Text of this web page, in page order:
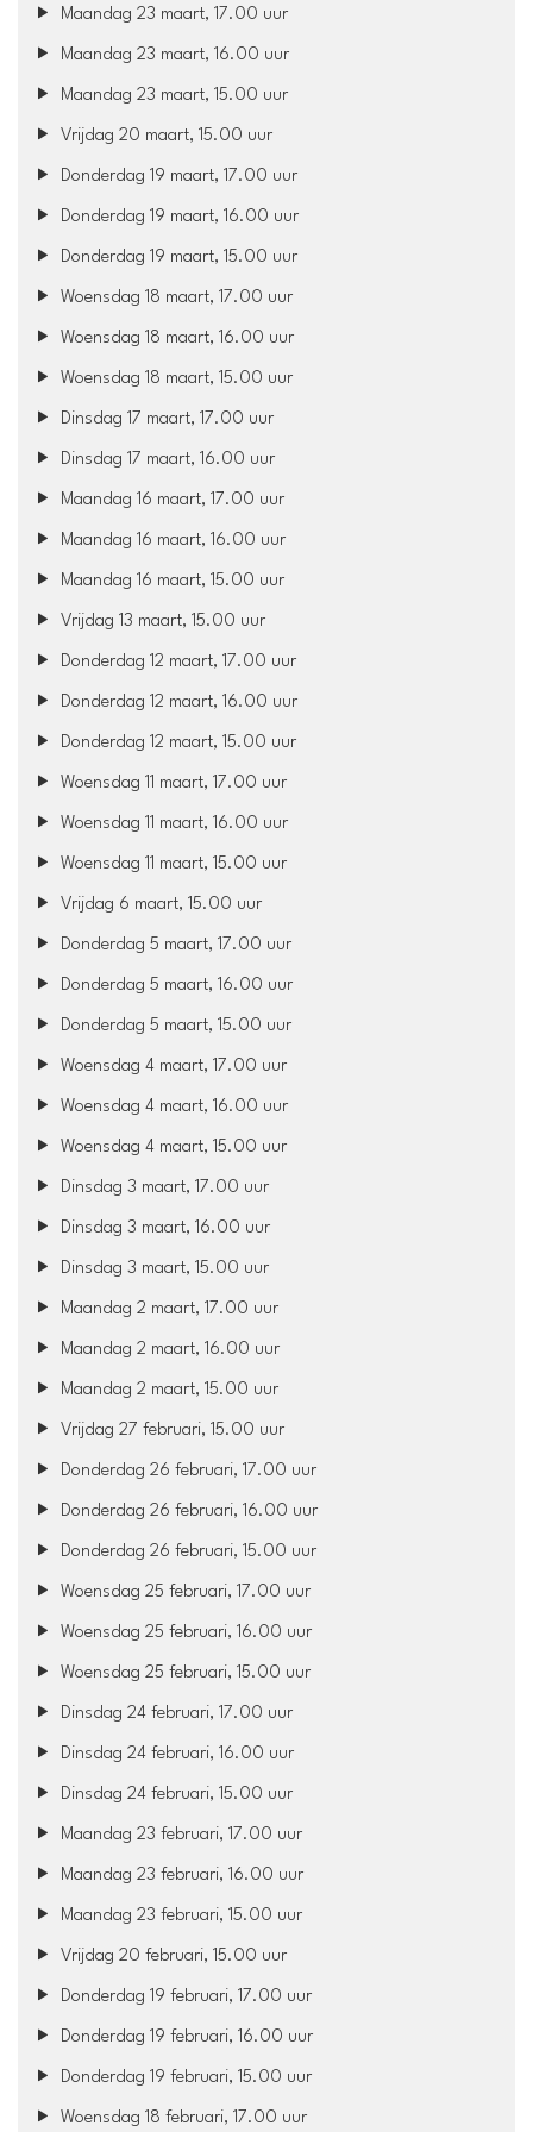
Maandag 23 maart, 17.00 uur
Maandag 23 maart, 16.00 uur
Maandag 23 maart, 15.00 uur
Vrijdag 20 maart, 15.00 uur
Donderdag 19 maart, 17.00 uur
Donderdag 19 maart, 16.00 uur
Donderdag 19 maart, 15.00 uur
Woensdag 18 maart, 17.00 uur
Woensdag 18 maart, 16.00 uur
Woensdag 18 maart, 15.00 uur
Dinsdag 17 maart, 17.00 uur
Dinsdag 17 maart, 16.00 uur
Maandag 16 maart, 17.00 uur
Maandag 16 maart, 16.00 uur
Maandag 16 maart, 15.00 uur
Vrijdag 13 maart, 15.00 uur
Donderdag 12 maart, 17.00 uur
Donderdag 12 maart, 16.00 uur
Donderdag 12 maart, 15.00 uur
Woensdag 11 maart, 17.00 uur
Woensdag 11 maart, 16.00 uur
Woensdag 11 maart, 15.00 uur
Vrijdag 6 maart, 15.00 uur
Donderdag 5 maart, 17.00 uur
Donderdag 5 maart, 16.00 uur
Donderdag 5 maart, 15.00 uur
Woensdag 4 maart, 17.00 uur
Woensdag 4 maart, 16.00 uur
Woensdag 4 maart, 15.00 uur
Dinsdag 3 maart, 17.00 uur
Dinsdag 3 maart, 16.00 uur
Dinsdag 3 maart, 15.00 uur
Maandag 2 maart, 17.00 uur
Maandag 2 maart, 16.00 uur
Maandag 2 maart, 15.00 uur
Vrijdag 27 februari, 15.00 uur
Donderdag 26 februari, 17.00 uur
Donderdag 26 februari, 16.00 uur
Donderdag 26 februari, 15.00 uur
Woensdag 25 februari, 17.00 uur
Woensdag 25 februari, 16.00 uur
Woensdag 25 februari, 15.00 uur
Dinsdag 24 februari, 17.00 uur
Dinsdag 24 februari, 16.00 uur
Dinsdag 24 februari, 15.00 uur
Maandag 23 februari, 17.00 uur
Maandag 23 februari, 16.00 uur
Maandag 23 februari, 15.00 uur
Vrijdag 20 februari, 15.00 uur
Donderdag 19 februari, 17.00 uur
Donderdag 19 februari, 16.00 uur
Donderdag 19 februari, 15.00 uur
Woensdag 18 februari, 17.00 uur